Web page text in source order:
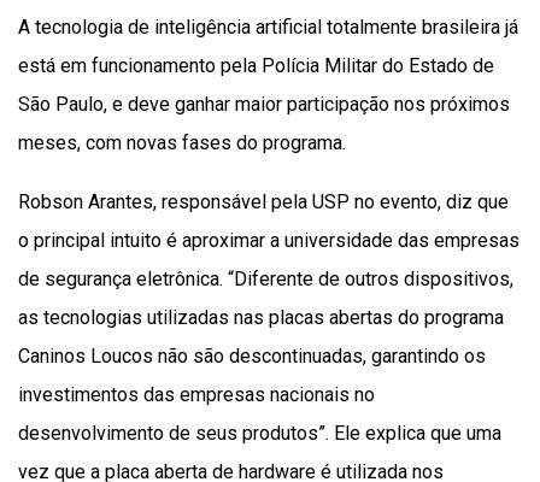
A tecnologia de inteligência artificial totalmente brasileira já
está em funcionamento pela Polícia Militar do Estado de
São Paulo, e deve ganhar maior participação nos próximos
meses, com novas fases do programa.
Robson Arantes, responsável pela USP no evento, diz que
o principal intuito é aproximar a universidade das empresas
de segurança eletrônica. “Diferente de outros dispositivos,
as tecnologias utilizadas nas placas abertas do programa
Caninos Loucos não são descontinuadas, garantindo os
investimentos das empresas nacionais no
desenvolvimento de seus produtos”. Ele explica que uma
vez que a placa aberta de hardware é utilizada nos